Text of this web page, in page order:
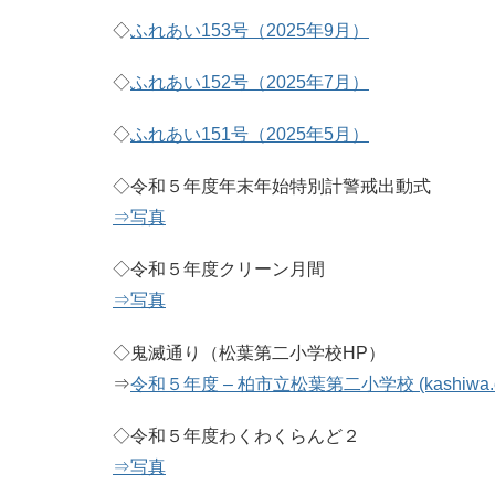
◇ふれあい153号（2025年9月）
◇ふれあい152号（2025年7月）
◇ふれあい151号（2025年5月）
◇令和５年度年末年始特別計警戒出動式
⇒写真
◇令和５年度クリーン月間
⇒写真
◇鬼滅通り（松葉第二小学校HP）
⇒令和５年度 – 柏市立松葉第二小学校
◇令和５年度わくわくらんど２
⇒写真